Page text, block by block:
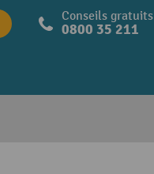
Conseils gratuits
0800 35 211